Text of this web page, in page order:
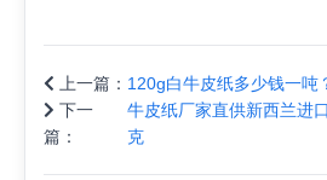
上一篇： 120g白牛皮纸多少钱一吨
下一
篇：
牛皮纸厂家直供新西兰进
克